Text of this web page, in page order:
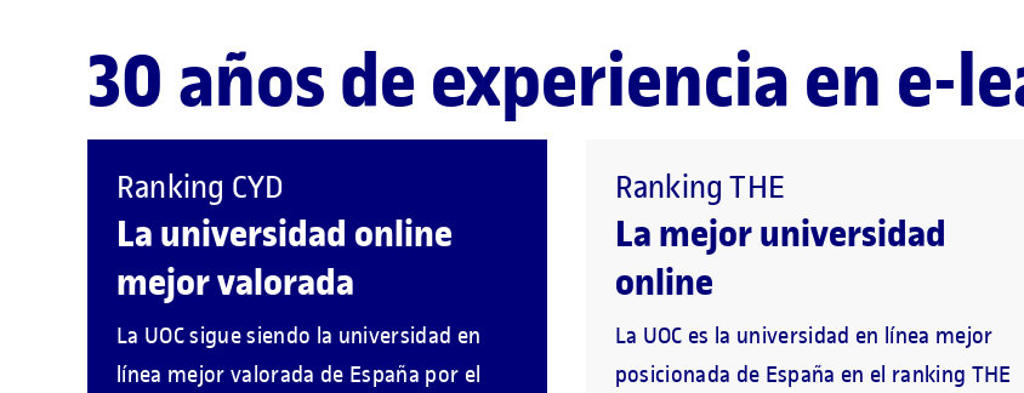
30 años de experiencia en e-
Ranking CYD
La universidad online
mejor valorada
La UOC sigue siendo la universidad en
línea mejor valorada de España por el
Ranking THE
La mejor universidad
online
La UOC es la universidad en línea mejor
posicionada de España en el ranking THE